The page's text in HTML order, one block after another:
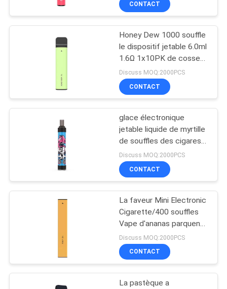
PRIVACY
POLICYCigarette
électronique jetable
16
Cigarette
électronique
rechargeable
11
Cigarette
assaisonnée d'E
CONTACT
Honey Dew 1000 souffle
le dispositif jetable 6.0ml
1.6Ω 1x10PK de cosse
de Vape
Discuss MOQ:2000PCS
CONTACT
glace électronique
jetable liquide de myrtille
de souffles des cigares
2000 de 7.0ml E
Discuss MOQ:2000PCS
CONTACT
La faveur Mini Electronic
Cigarette/400 souffles
Vape d'ananas parquent
la longueur de 9.7cm
Discuss MOQ:2000PCS
CONTACT
La pastèque a